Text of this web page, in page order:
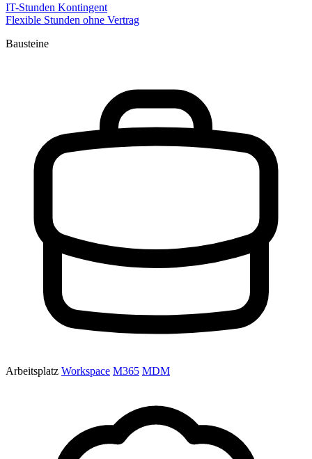
IT-Stunden Kontingent
Flexible Stunden ohne Vertrag
Bausteine
Arbeitsplatz Workspace M365 MDM